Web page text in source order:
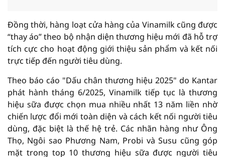
Đồng thời, hàng loạt cửa hàng của Vinamilk cũng được
“thay áo” theo bộ nhận diện thương hiệu mới đã hỗ trợ
tích cực cho hoạt động giới thiệu sản phẩm và kết nối
trực tiếp đến người tiêu dùng.
Theo báo cáo "Dấu chân thương hiệu 2025" do Kantar
phát hành tháng 6/2025, Vinamilk tiếp tục là thương
hiệu sữa được chọn mua nhiều nhất 13 năm liền nhờ
chiến lược đổi mới toàn diện và cách kết nối người tiêu
dùng, đặc biệt là thế hệ trẻ. Các nhãn hàng như Ông
Thọ, Ngôi sao Phương Nam, Probi và Susu cũng góp
mặt trong top 10 thương hiệu sữa được người tiêu